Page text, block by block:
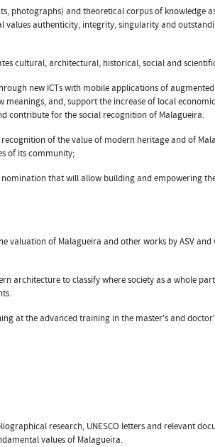
photographs) and theoretical corpus of knowledge
authenticity, integrity, singularity and
cultural, architectural, historical, social and
new ICTs with mobile applications of
and, support the increase of local economic
contribute for the social recognition of Malagueira.
of the value of modern heritage and of
of its community;
that will allow building and empowering
valuation of Malagueira and other works by ASV and
architecture to classify where society as a whole
at the advanced training in the master's and
research, UNESCO letters and relevant
values of Malagueira.